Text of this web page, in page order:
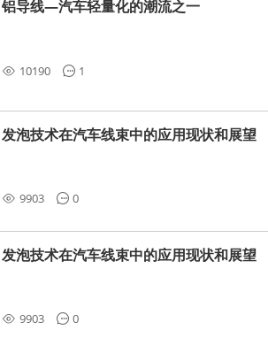
铝导线—汽车轻量化的潮流之一
10190 1
发泡技术在汽车线束中的应用现状和展望
9903 0
发泡技术在汽车线束中的应用现状和展望
9903 0